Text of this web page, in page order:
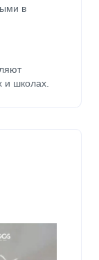
в
и школах.